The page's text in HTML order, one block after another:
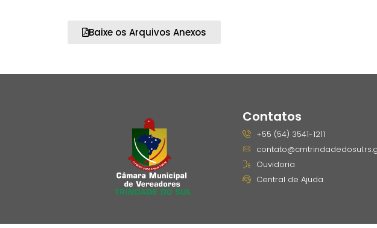
Baixe os Arquivos Anexos
Contatos
+55 (54) 3541-1211
Ouvidoria
Central de Ajuda